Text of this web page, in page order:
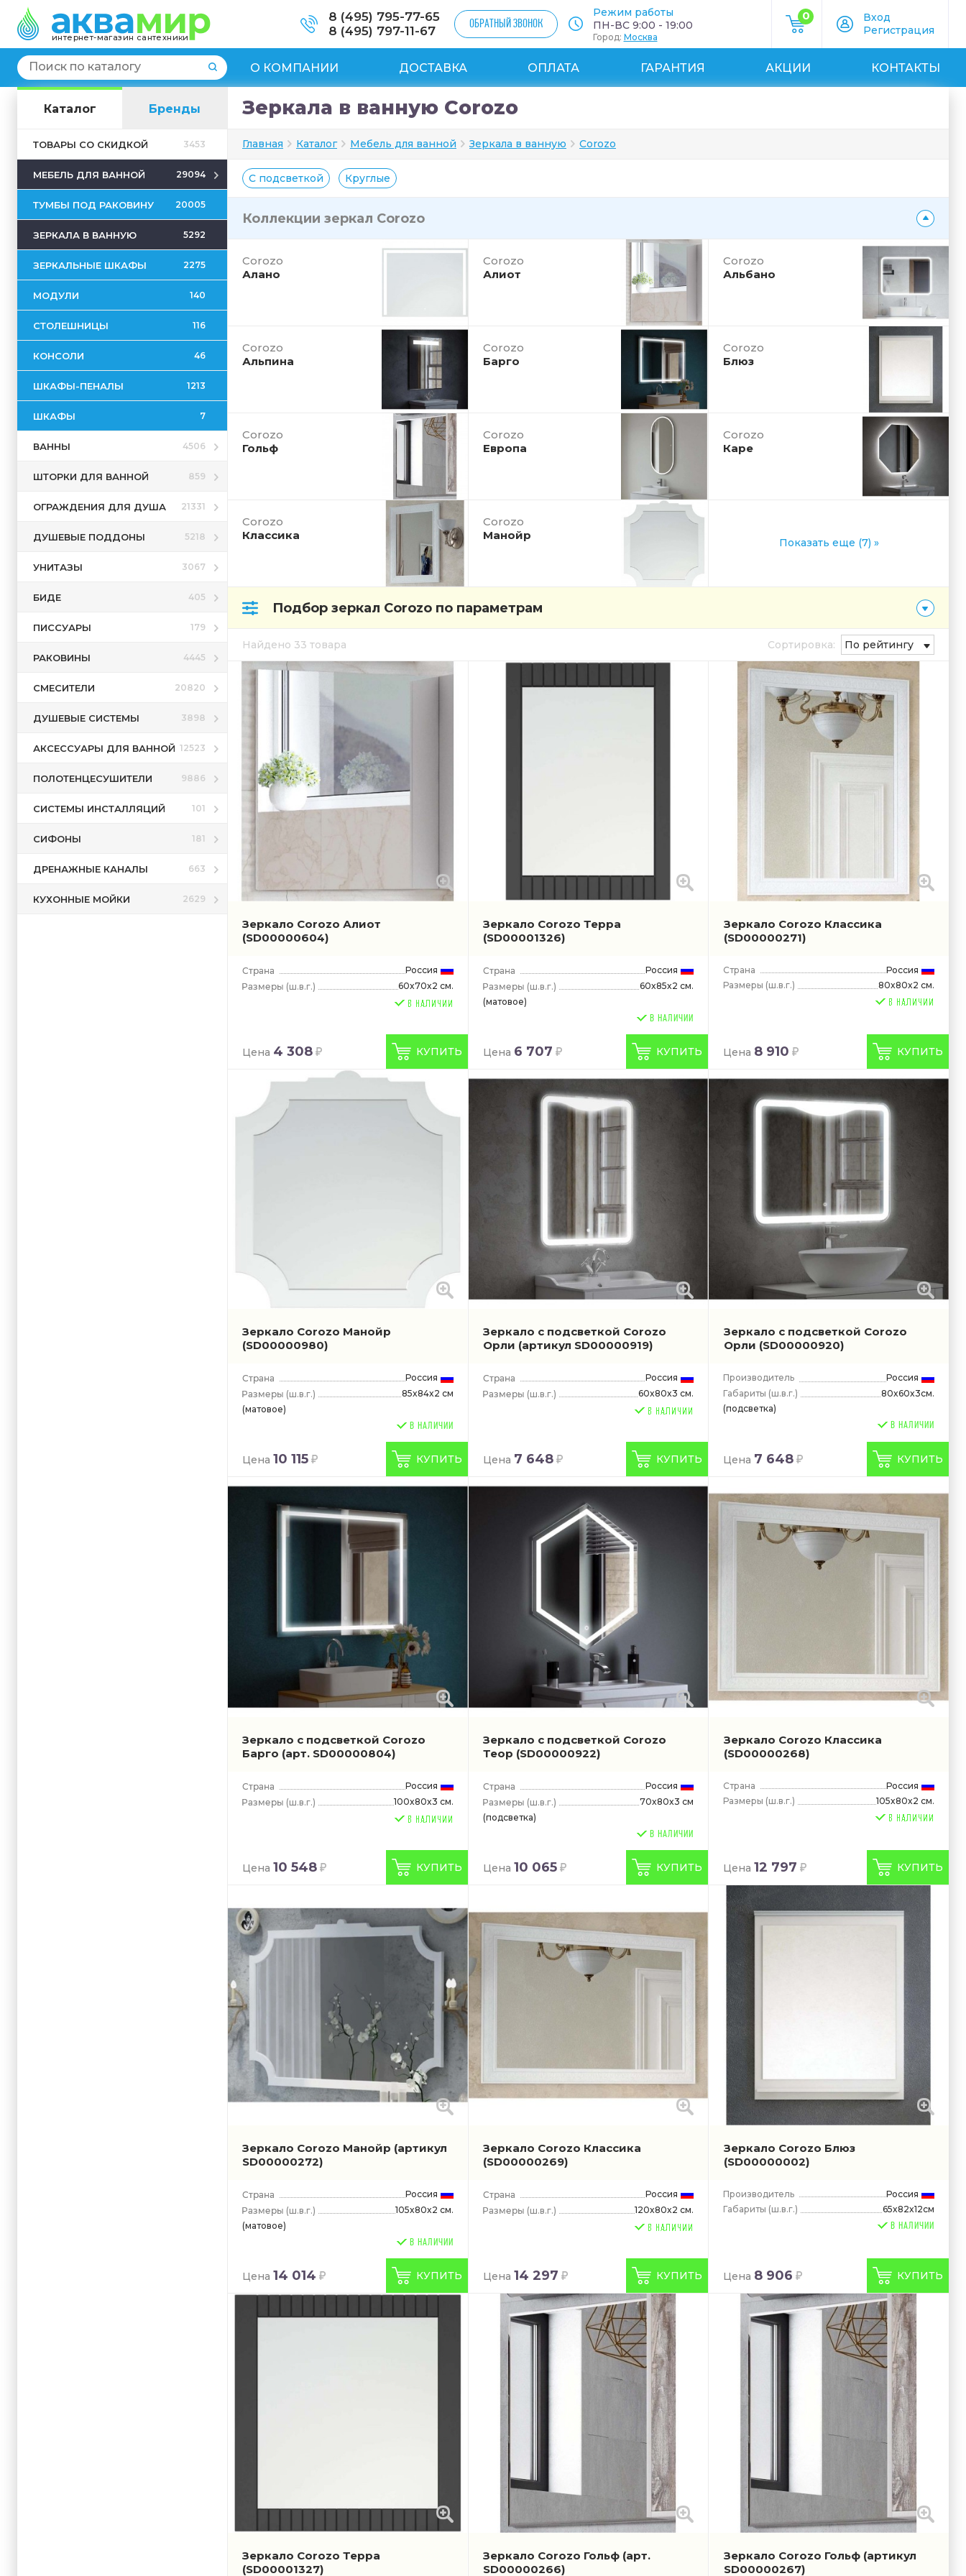
интернет-магазин сантехники
8 (495) 795-77-65
8 (495) 797-11-67
ОБРАТНЫЙ ЗВОНОК
Режим работы
ПН-ВС 9:00 - 19:00
Город: Москва
0
Вход
Регистрация
О КОМПАНИИ ДОСТАВКА ОПЛАТА ГАРАНТИЯ АКЦИИ КОНТАКТЫ
Каталог Бренды
ТОВАРЫ СО СКИДКОЙ 3453
МЕБЕЛЬ ДЛЯ ВАННОЙ 29094
ТУМБЫ ПОД РАКОВИНУ 20005
ЗЕРКАЛА В ВАННУЮ 5292
ЗЕРКАЛЬНЫЕ ШКАФЫ 2275
МОДУЛИ 140
СТОЛЕШНИЦЫ 116
КОНСОЛИ 46
ШКАФЫ-ПЕНАЛЫ 1213
ШКАФЫ 7
ВАННЫ 4506
ШТОРКИ ДЛЯ ВАННОЙ 859
ОГРАЖДЕНИЯ ДЛЯ ДУША 21331
ДУШЕВЫЕ ПОДДОНЫ 5218
УНИТАЗЫ 3067
БИДЕ 405
ПИССУАРЫ 179
РАКОВИНЫ 4445
СМЕСИТЕЛИ 20820
ДУШЕВЫЕ СИСТЕМЫ 3898
АКСЕССУАРЫ ДЛЯ ВАННОЙ 12523
ПОЛОТЕНЦЕСУШИТЕЛИ 9886
СИСТЕМЫ ИНСТАЛЛЯЦИЙ 101
СИФОНЫ 181
ДРЕНАЖНЫЕ КАНАЛЫ 663
КУХОННЫЕ МОЙКИ 2629
Зеркала в ванную Corozo
Главная Каталог Мебель для ванной Зеркала в ванную Corozo
С подсветкой Круглые
Коллекции зеркал Corozo
Corozo
Алано
Corozo
Алиот
Corozo
Альбано
Corozo
Альпина
Corozo
Барго
Corozo
Блюз
Corozo
Гольф
Corozo
Европа
Corozo
Каре
Corozo
Классика
Corozo
Манойр
Показать еще (7) »
Подбор зеркал Corozo по параметрам
Найдено 33 товара Сортировка: По рейтингу
Зеркало Corozo Алиот
(SD00000604)
Россия
(ш.в.г.)
60x70x2 см.
Цена 4 308 КУПИТЬ
Зеркало Corozo Терра
(SD00001326)
Россия
(ш.в.г.)
60x85x2 см.
(матовое)
В НАЛИЧИИ
Цена 6 707 КУПИТЬ
Зеркало Corozo Классика
(SD00000271)
Страна
Россия
Размеры (ш.в.г.) 80x80x2 см.
Цена 8 910 КУПИТЬ
Зеркало Corozo Манойр
(SD00000980)
Россия
(ш.в.г.)
85x84x2 см
(матовое)
В НАЛИЧИИ
Цена 10 115 КУПИТЬ
Зеркало с подсветкой Corozo
Орли (артикул SD00000919)
Россия
(ш.в.г.)
60x80x3 см.
Цена 7 648 КУПИТЬ
Зеркало с подсветкой Corozo
Орли (SD00000920)
Производитель
Россия
Габариты (ш.в.г.)
80x60x3см.
(подсветка)
В НАЛИЧИИ
Цена 7 648 КУПИТЬ
Зеркало с подсветкой Corozo
Барго (арт. SD00000804)
Россия
(ш.в.г.)
100x80x3 см.
Цена 10 548 КУПИТЬ
Зеркало с подсветкой Corozo
Теор (SD00000922)
Россия
(ш.в.г.)
70x80x3 см
(подсветка)
В НАЛИЧИИ
Цена 10 065 КУПИТЬ
Зеркало Corozo Классика
(SD00000268)
Страна
Россия
Размеры (ш.в.г.) 105x80x2 см.
Цена 12 797 КУПИТЬ
Зеркало Corozo Манойр (артикул
SD00000272)
Россия
(ш.в.г.)
105x80x2 см.
(матовое)
В НАЛИЧИИ
Цена 14 014 КУПИТЬ
Зеркало Corozo Классика
(SD00000269)
Россия
(ш.в.г.)
120x80x2 см.
Цена 14 297 КУПИТЬ
Зеркало Corozo Блюз
(SD00000002)
Производитель
Россия
Габариты (ш.в.г.)
65x82x12см
В НАЛИЧИИ
Цена 8 906 КУПИТЬ
Зеркало Corozo Терра
(SD00001327)
Зеркало Corozo Гольф (арт.
SD00000266)
Зеркало Corozo Гольф (артикул
SD00000267)